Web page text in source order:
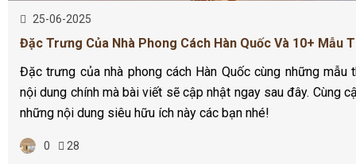
25-06-2025
Đặc Trưng Của Nhà Phong Cách Hàn Quốc Và 10+ Mẫu
Đặc trưng của nhà phong cách Hàn Quốc cùng những
nội dung chính mà bài viết sẽ cập nhật ngay sau đây. Cùng
những nội dung siêu hữu ích này các bạn nhé!
0 28